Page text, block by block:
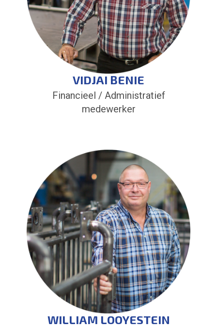
VIDJAI BENIE
Financieel / Administratief
medewerker
WILLIAM LOOYESTEIN